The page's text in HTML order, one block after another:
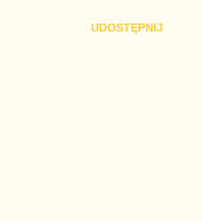
UDOSTĘPNIJ